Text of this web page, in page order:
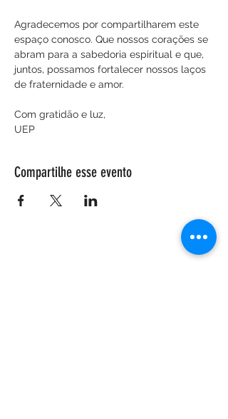
Agradecemos por compartilharem este
espaço conosco. Que nossos corações se
abram para a sabedoria espiritual e que,
juntos, possamos fortalecer nossos laços
de fraternidade e amor.
Com gratidão e luz,
UEP
Compartilhe esse evento